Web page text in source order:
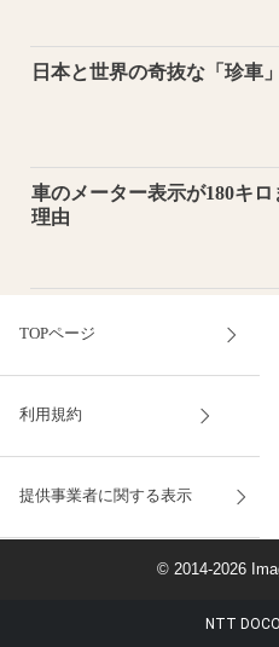
日本と世界の奇抜な「珍車
車のメーター表示が180キロ
理由
TOPページ
利用規約
提供事業者に関する表示
© 2014-2026
NTT